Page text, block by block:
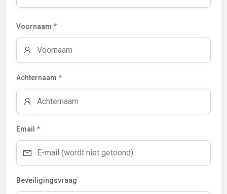
Voornaam *
Achternaam *
Email *
Beveiligingsvraag